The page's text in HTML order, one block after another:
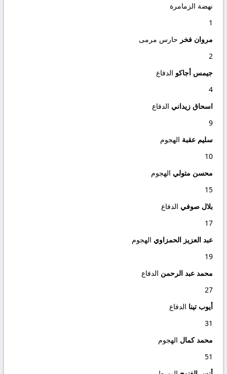
نهضة الزمامرة
1
مروان فخر حارس مرمى
2
جيمس أجاكو الدفاع
4
اسحاق زيداني الدفاع
9
سليم عقبة الهجوم
10
محسن متولي الهجوم
15
بلال صوفي الدفاع
17
عبد العزيز الحمزاوي الهجوم
19
محمد عبد الرحمن الدفاع
27
أيوب تينا الدفاع
31
محمد كمال الهجوم
51